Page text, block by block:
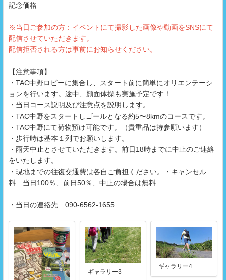
記念価格
※当日ご参加の方：イベントにて撮影した画像や動画をSNSにて
配信させていただきます。
配信拒否される方は事前にお知らせください。
【注意事項】
・TAC中野ロビーに集合し、スタート前に簡単にオリエンテーシ
ョンを行います。途中、顔面体操も実施予定です！
・当日コース説明及び注意点を説明します。
・TAC中野をスタートしゴールとなる約5〜8kmのコースです。
・TAC中野にて荷物預け可能です。（貴重品は持参願います）
・歩行時は基本１列でお願いします。
・雨天中止とさせていただきます。前日18時までに中止のご連絡
をいたします。
・現地までの往復交通費は各自ご負担ください。・キャンセル
料 当日100％、前日50％、中止の場合は無料
・当日の連絡先 090-6562-1655
ギャラリー3
ギャラリー4